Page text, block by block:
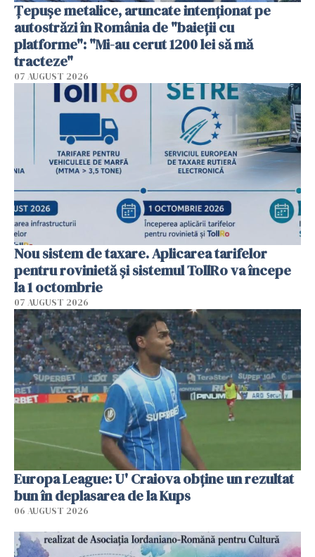
Țepușe metalice, aruncate intenționat pe
autostrăzi în România de "baieții cu
platforme": "Mi-au cerut 1200 lei să mă
tracteze"
07 AUGUST 2026
Nou sistem de taxare. Aplicarea tarifelor
pentru rovinietă şi sistemul TollRo va începe
la 1 octombrie
07 AUGUST 2026
Europa League: U' Craiova obține un rezultat
bun în deplasarea de la Kups
06 AUGUST 2026